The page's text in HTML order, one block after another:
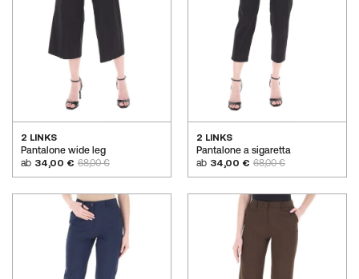
2 LINKS
Pantalone wide leg
ab 34,00 € 68,00 €
2 LINKS
Pantalone a sigaretta
ab 34,00 € 68,00 €